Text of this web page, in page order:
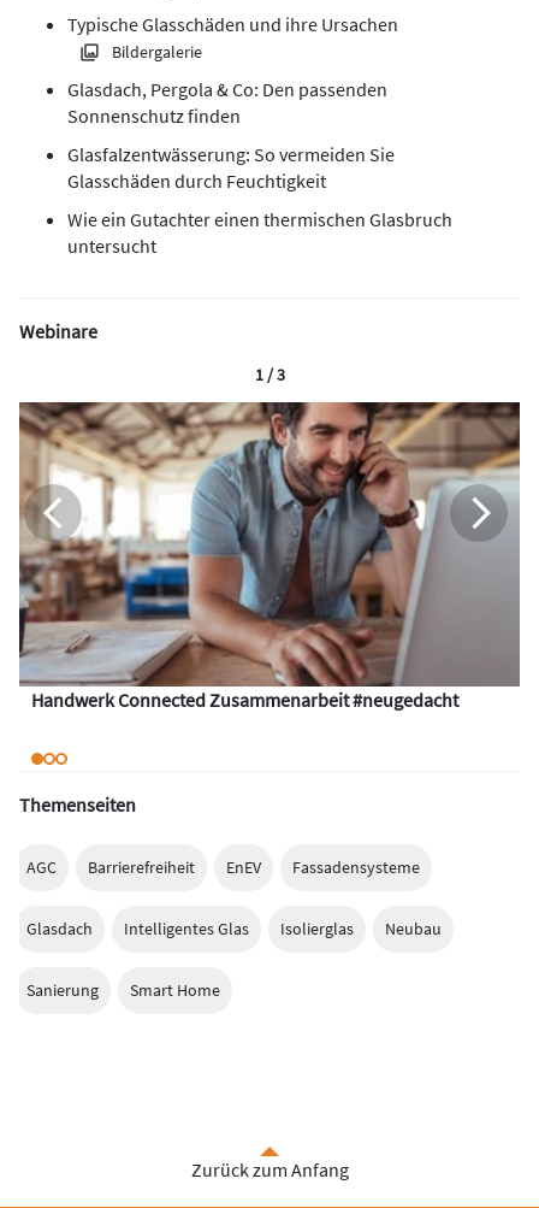
Typische Glasschäden und ihre Ursachen
Bildergalerie
Glasdach, Pergola & Co: Den passenden
Sonnenschutz finden
Glasfalzentwässerung: So vermeiden Sie
Glasschäden durch Feuchtigkeit
Wie ein Gutachter einen thermischen Glasbruch
untersucht
Webinare
Handwerk Connected Zusammenarbeit #neugedacht
1 / 3
Themenseiten
AGC Barrierefreiheit EnEV Fassadensysteme
Glasdach Intelligentes Glas Isolierglas Neubau
Sanierung Smart Home
Zurück zum Anfang